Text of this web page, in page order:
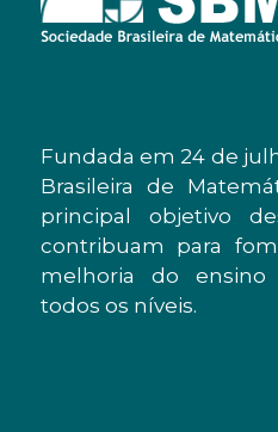
Fundada em 24 de
Brasileira de
principal objetivo
contribuam para
melhoria do
todos os níveis.